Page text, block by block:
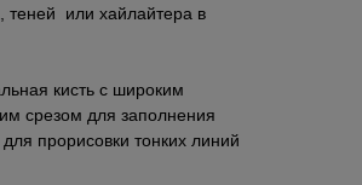
теней или хайлайтера в
кисть с широким
срезом для заполнения
прорисовки тонких линий